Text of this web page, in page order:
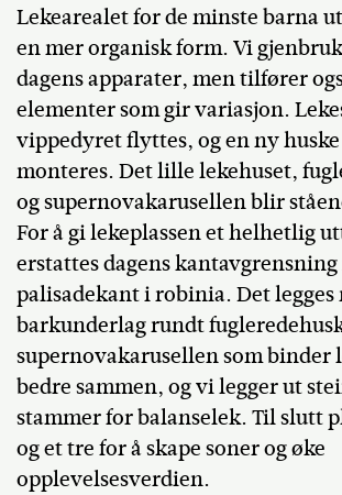
Lekearealet for de minste barna
en mer organisk form. Vi
dagens apparater, men tilfører
elementer som gir variasjon.
vippedyret flyttes, og en ny
monteres. Det lille lekehuset,
og supernovakarusellen blir
For å gi lekeplassen et helhetlig
erstattes dagens
palisadekant i robinia. Det
barkunderlag rundt
supernovakarusellen som binder
bedre sammen, og vi legger ut
stammer for balanselek. Til slutt
og et tre for å skape soner og øke
opplevelsesverdien.